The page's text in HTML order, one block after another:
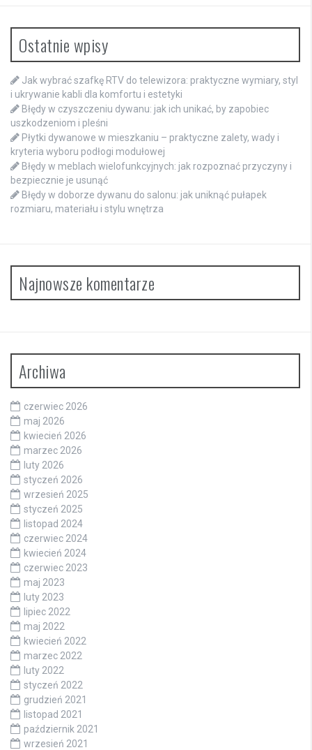
Ostatnie wpisy
Jak wybrać szafkę RTV do telewizora: praktyczne wymiary, styl
i ukrywanie kabli dla komfortu i estetyki
Błędy w czyszczeniu dywanu: jak ich unikać, by zapobiec
uszkodzeniom i pleśni
Płytki dywanowe w mieszkaniu – praktyczne zalety, wady i
kryteria wyboru podłogi modułowej
Błędy w meblach wielofunkcyjnych: jak rozpoznać przyczyny i
bezpiecznie je usunąć
Błędy w doborze dywanu do salonu: jak uniknąć pułapek
rozmiaru, materiału i stylu wnętrza
Najnowsze komentarze
Archiwa
czerwiec 2026
maj 2026
kwiecień 2026
marzec 2026
luty 2026
styczeń 2026
wrzesień 2025
styczeń 2025
listopad 2024
czerwiec 2024
kwiecień 2024
czerwiec 2023
maj 2023
luty 2023
lipiec 2022
maj 2022
kwiecień 2022
marzec 2022
luty 2022
styczeń 2022
grudzień 2021
listopad 2021
październik 2021
wrzesień 2021